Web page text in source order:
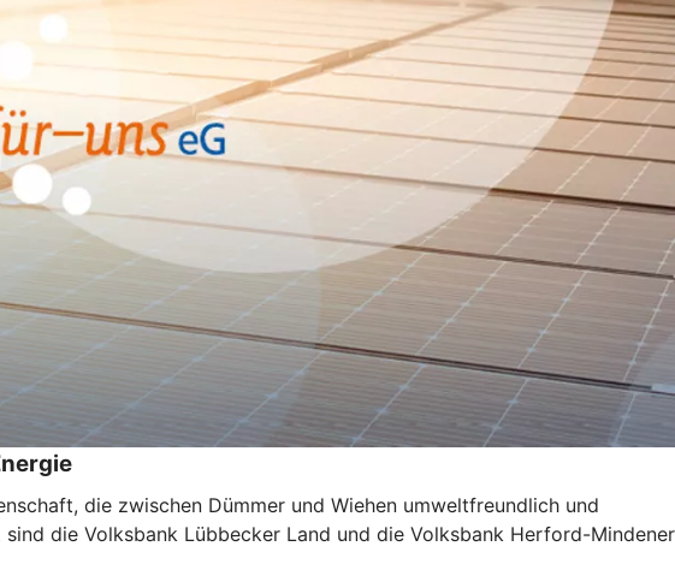
die zwischen Dümmer und Wiehen umweltfreundlich und
die Volksbank Lübbecker Land und die Volksbank Herford-Mindener